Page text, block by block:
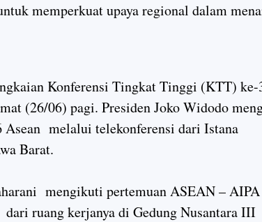
memperkuat upaya regional dalam
Konferensi Tingkat Tinggi (KTT) ke-
(26/06) pagi. Presiden Joko Widodo
melalui telekonferensi dari Istana
Barat.
mengikuti pertemuan ASEAN – AIPA
ruang kerjanya di Gedung Nusantara III